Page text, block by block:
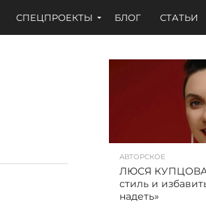
СПЕЦПРОЕКТЫ БЛОГ СТАТЬИ
АВТОРСКОЕ
ЛЮСЯ КУПЦОВА.
стиль и
надеть»